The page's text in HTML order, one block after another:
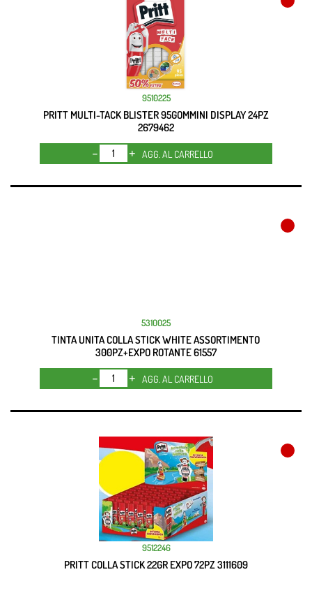
9510225
PRITT MULTI-TACK BLISTER 95GOMMINI DISPLAY 24PZ
2679462
Quantità
AGG. AL CARRELLO
5310025
TINTA UNITA COLLA STICK WHITE ASSORTIMENTO
300PZ+EXPO ROTANTE 61557
Quantità
AGG. AL CARRELLO
9512246
PRITT COLLA STICK 22GR EXPO 72PZ 3111609